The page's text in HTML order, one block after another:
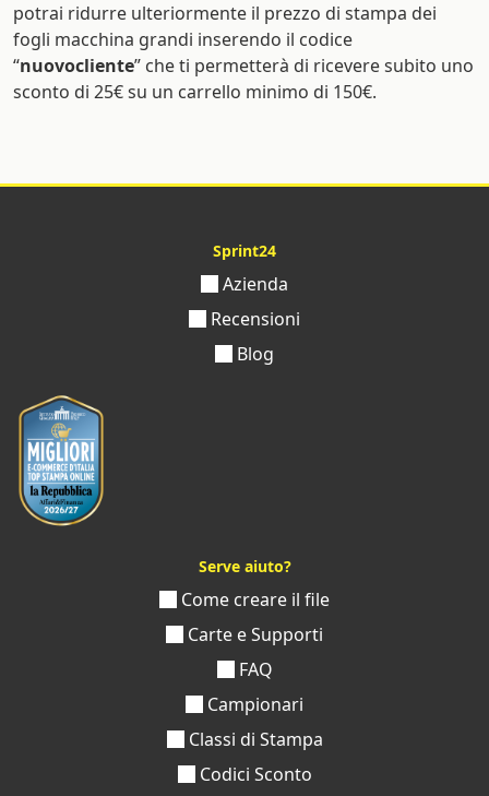
potrai ridurre ulteriormente il prezzo di stampa dei
fogli macchina grandi inserendo il codice
“nuovocliente” che ti permetterà di ricevere subito uno
sconto di 25€ su un carrello minimo di 150€.
Sprint24
Azienda
Recensioni
Blog
Serve aiuto?
Come creare il file
Carte e Supporti
FAQ
Campionari
Classi di Stampa
Codici Sconto